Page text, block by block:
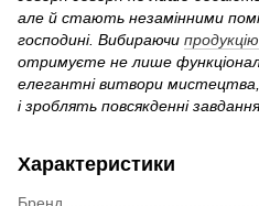
але й стають незамінними
господині. Вибираючи продукцію
отримуєте не лише
елегантні витвори мистецтва,
і зроблять повсякденні
Характеристики
Бренд